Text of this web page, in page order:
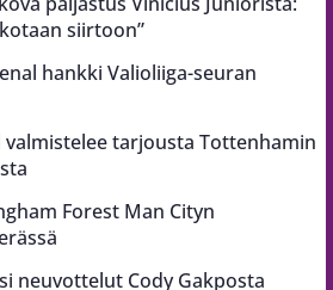
siirtoon”
hankki Valioliiga-seuran
tarjousta Tottenhamin
Forest Man Cityn
neuvottelut Cody Gakposta